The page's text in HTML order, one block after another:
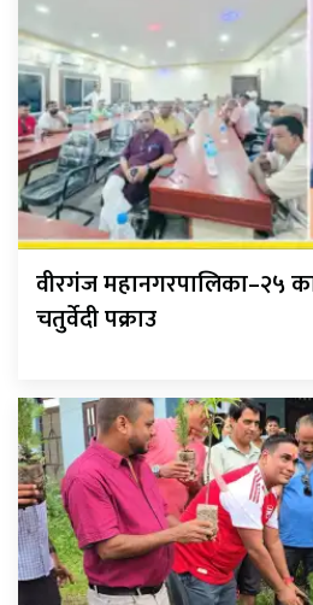
वीरगंज महानगरपालिका–२५
चतुर्वेदी पक्राउ